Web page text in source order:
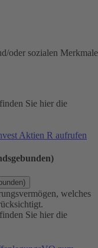
oder sozialen
Sie hier die
Aktien R aufrufen
welches
Sie hier die